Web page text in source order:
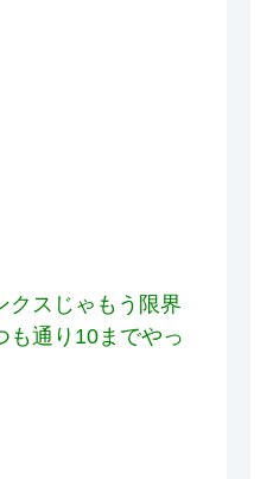
クスじゃもう限界
通り10までやっ